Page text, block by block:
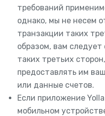
требований
однако, мы не несем
транзакции таких
образом, вам
таких третьих
предоставлять им
или данные счетов.
Если приложение
мобильном